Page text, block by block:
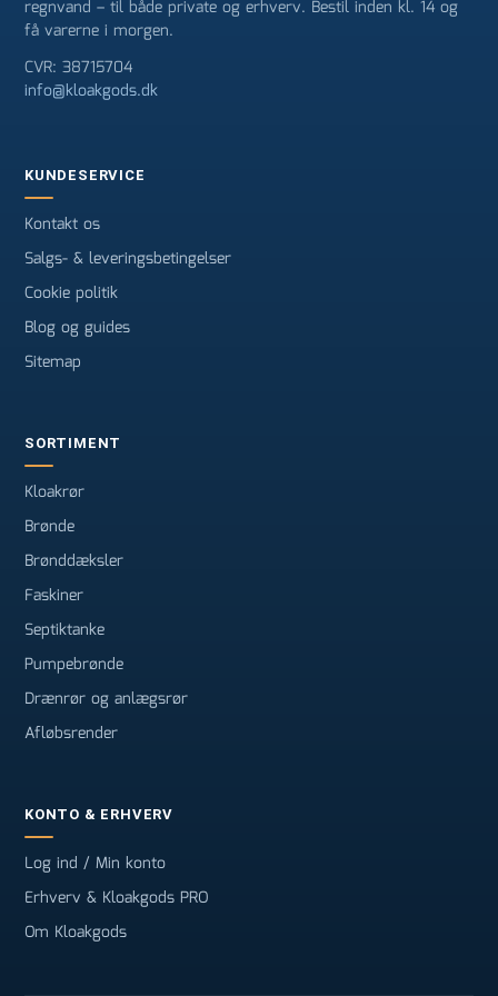
regnvand – til både private og erhverv. Bestil inden kl. 14 og
få varerne i morgen.
CVR: 38715704
info@kloakgods.dk
KUNDESERVICE
Kontakt os
Salgs- & leveringsbetingelser
Cookie politik
Blog og guides
Sitemap
SORTIMENT
Kloakrør
Brønde
Brønddæksler
Faskiner
Septiktanke
Pumpebrønde
Drænrør og anlægsrør
Afløbsrender
KONTO & ERHVERV
Log ind / Min konto
Erhverv & Kloakgods PRO
Om Kloakgods